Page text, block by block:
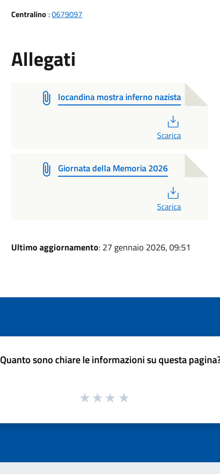
Centralino :0679097
Allegati
locandina mostra inferno nazista
Scarica
Giornata della Memoria 2026
Scarica
Ultimo aggiornamento: 27 gennaio 2026, 09:51
Quanto sono chiare le informazioni su questa